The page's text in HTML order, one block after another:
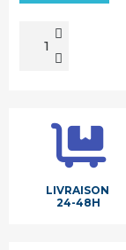
LIVRAISON
24-48H